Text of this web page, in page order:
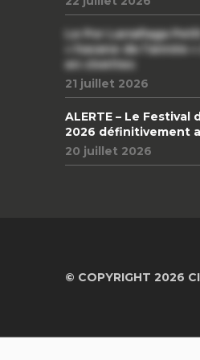
Le Por Larrañaga
« havane de l’année
en civettes
21 juillet 2026
ALERTE – Le Festival
2026 définitivement
20 juillet 2026
© COPYRIGHT 2026